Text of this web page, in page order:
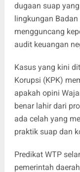
dugaan suap
lingkungan
mengguncang
audit keuangan
Kasus yang kini
Korupsi (KPK)
apakah opini
benar lahir dari
ada celah yang
praktik suap dan
Predikat WTP
pemerintah